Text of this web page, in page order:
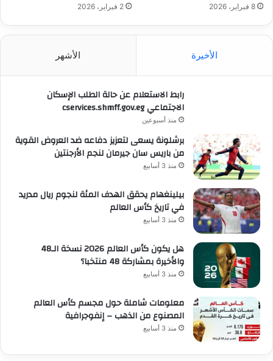
8 فبراير، 2026 2 فبراير، 2026
الأخيرة الأشهر
رابط الاستعلام عن حالة الطلب الإسكان
الاجتماعي cservices.shmff.gov.eg
منذ أسبوعين
برشلونة يسعى لتعزيز دفاعه ضد العروض القوية
من باريس سان جيرمان لنجم الأرجنتين
منذ 3 أسابيع
بيلينغهام يحقق الهدف المئة لنجوم ريال مدريد
في تاريخ كأس العالم
منذ 3 أسابيع
هل يكون كأس العالم 2026 نسخة الـ48
والأخيرة بمشاركة 48 منتخبا؟
منذ 3 أسابيع
معلومات شاملة حول مجسم كأس العالم
المصنوع من الذهب – إنفوجرافية
منذ 3 أسابيع